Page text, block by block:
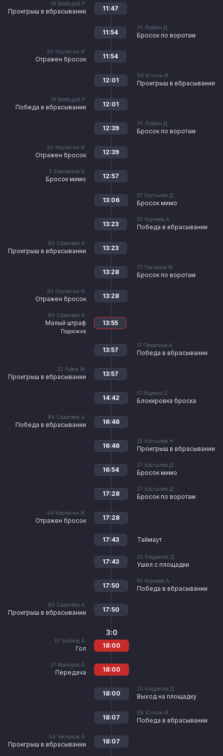
18 Бехбудов Р.
Проигрыш в вбрасывании 11:47
74 Лозбин Д.
Бросок по воротам
11:54
94 Корчагин И.
Отражен бросок 11:54
88 Юткин И.
Проигрыш в вбрасывании
12:01
18 Бехбудов Р.
Победа в вбрасывании 12:01
74 Лозбин Д.
Бросок по воротам
12:39
94 Корчагин И.
Отражен бросок 12:39
5 Емельянов Б.
Бросок мимо 12:57
27 Костылев Д.
Бросок мимо
13:06
55 Корнеев А.
Победа в вбрасывании
13:23
89 Саватеев А.
Проигрыш в вбрасывании 13:23
73 Гончаров М.
Бросок по воротам
13:28
94 Корчагин И.
Отражен бросок 13:28
89 Саватеев А.
Малый штраф
Подножка
13:55
17 Пахалков А.
Победа в вбрасывании
13:57
22 Руфов М.
Проигрыш в вбрасывании 13:57
51 Ищенко Е.
Блокировка броска
14:42
89 Саватеев А.
Победа в вбрасывании 16:46
25 Костылев Н.
Проигрыш в вбрасывании
16:46
27 Костылев Д.
Бросок мимо
16:54
27 Костылев Д.
Бросок по воротам
17:28
94 Корчагин И.
Отражен бросок 17:28
Таймаут
17:43
20 Кидрасов Д.
Ушел с площадки
17:43
55 Корнеев А.
Победа в вбрасывании
17:50
89 Саватеев А.
Проигрыш в вбрасывании 17:50
87 Бубнов А.
Гол
3:0
18:00
37 Майоров А.
Передача 18:00
20 Кидрасов Д.
Выход на площадку
18:00
88 Юткин И.
Победа в вбрасывании
18:07
66 Чесноков А.
Проигрыш в вбрасывании 18:07